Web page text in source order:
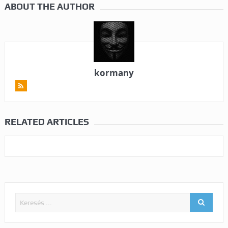
ABOUT THE AUTHOR
kormany
RELATED ARTICLES